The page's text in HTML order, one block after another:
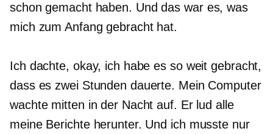
schon gemacht haben. Und das war es, was
mich zum Anfang gebracht hat.
Ich dachte, okay, ich habe es so weit gebracht,
dass es zwei Stunden dauerte. Mein Computer
wachte mitten in der Nacht auf. Er lud alle
meine Berichte herunter. Und ich musste nur